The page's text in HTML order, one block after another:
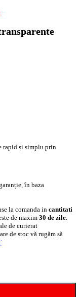
rapid și simplu prin
în baza
la comanda in cantitati
de maxim 30 de zile.
de curierat
de stoc vă rugăm să
KM395